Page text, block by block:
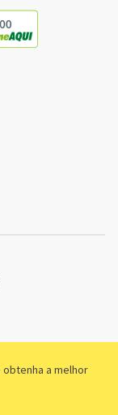
a melhor